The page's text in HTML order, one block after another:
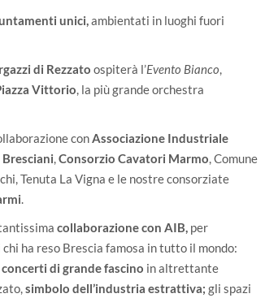
unici,ambientati in luoghi fuori
di Rezzato ospiterà l’Evento Bianco,
Vittorio, la più grande orchestra
conAssociazione Industriale
,Consorzio Cavatori Marmo, Comune
Tenuta La Vigna e le nostre consorziate
.
collaborazione con AIB, per
ha reso Brescia famosa in tutto il mondo:
di grande fascino in altrettante
simbolo dell’industria estrattiva; gli spazi